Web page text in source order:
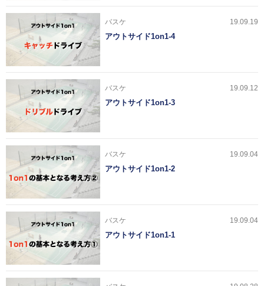
バスケ 19.09.19
アウトサイド1on1-4
バスケ 19.09.12
アウトサイド1on1-3
バスケ 19.09.04
アウトサイド1on1-2
バスケ 19.09.04
アウトサイド1on1-1